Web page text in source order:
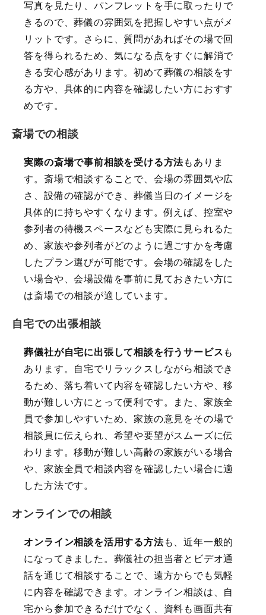
写真を見たり、パンフレットを手に取ったりで
きるので、葬儀の雰囲気を把握しやすい点がメ
リットです。さらに、質問があればその場で回
答を得られるため、気になる点をすぐに解消で
きる安心感があります。初めて葬儀の相談をす
る方や、具体的に内容を確認したい方におすす
めです。
斎場での相談
実際の斎場で事前相談を受ける方法もありま
す。斎場で相談することで、会場の雰囲気や広
さ、設備の確認ができ、葬儀当日のイメージを
具体的に持ちやすくなります。例えば、控室や
参列者の待機スペースなども実際に見られるた
め、家族や参列者がどのように過ごすかを考慮
したプラン選びが可能です。会場の確認をした
い場合や、会場設備を事前に見ておきたい方に
は斎場での相談が適しています。
自宅での出張相談
葬儀社が自宅に出張して相談を行うサービス も
あります。自宅でリラックスしながら相談でき
るため、落ち着いて内容を確認したい方や、移
動が難しい方にとって便利です。また、家族全
員で参加しやすいため、家族の意見をその場で
相談員に伝えられ、希望や要望がスムーズに伝
わります。移動が難しい高齢の家族がいる場合
や、家族全員で相談内容を確認したい場合に適
した方法です。
オンラインでの相談
オンライン相談を活用する方法も、近年一般的
になってきました。葬儀社の担当者とビデオ通
話を通じて相談することで、遠方からでも気軽
に内容を確認できます。オンライン相談は、自
宅から参加できるだけでなく、資料も画面共有